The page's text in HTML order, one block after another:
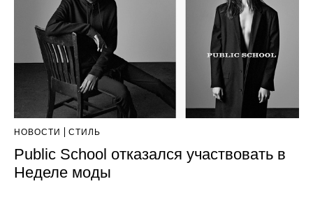
НОВОСТИ СТИЛЬ
Public School отказался участвовать в
Неделе моды